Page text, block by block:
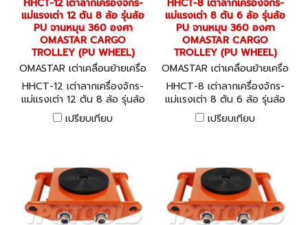
HHCT-12 เต่าลากเครื่องจักร-
แม่แรงเต่า 12 ตัน 8 ล้อ รุ่นล้อ
PU จานหมุน 360 องศา
OMASTAR CARGO
TROLLEY (PU WHEEL)
OMASTAR เต่าเคลื่อนย้ายเครื่อ
งจักร HHCT-12
HHCT-12 เต่าลากเครื่องจักร-
แม่แรงเต่า 12 ตัน 8 ล้อ รุ่นล้อ
PU จานหมุน 360 องศา
OMASTAR CARGO TROLLEY
เปรียบเทียบ
HHCT-8 เต่าลากเครื่องจักร-
แม่แรงเต่า 8 ตัน 6 ล้อ รุ่นล้อ
PU จานหมุน 360 องศา
OMASTAR CARGO
TROLLEY (PU WHEEL)
OMASTAR เต่าเคลื่อนย้ายเครื่อ
งจักร HHCT-8
HHCT-8 เต่าลากเครื่องจักร-
แม่แรงเต่า 8 ตัน 6 ล้อ รุ่นล้อ
PU จานหมุน 360 องศา
OMASTAR CARGO TROLLEY
เปรียบเทียบ